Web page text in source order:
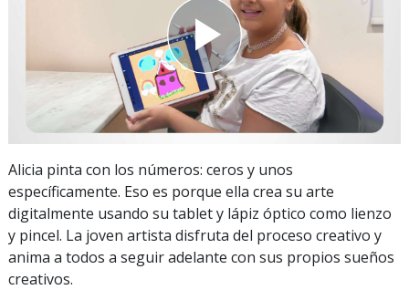
Alicia pinta con los números: ceros y unos
específicamente. Eso es porque ella crea su arte
digitalmente usando su tablet y lápiz óptico como lienzo
y pincel. La joven artista disfruta del proceso creativo y
anima a todos a seguir adelante con sus propios sueños
creativos.